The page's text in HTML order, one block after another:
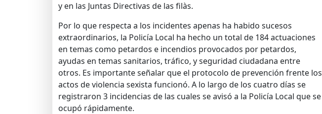
y en las Juntas Directivas de las filàs.
Por lo que respecta a los incidentes apenas ha habido sucesos
extraordinarios, la Policía Local ha hecho un total de 184 actuaciones
en temas como petardos e incendios provocados por petardos,
ayudas en temas sanitarios, tráfico, y seguridad ciudadana entre
otros. Es importante señalar que el protocolo de prevención frente los
actos de violencia sexista funcionó. A lo largo de los cuatro días se
registraron 3 incidencias de las cuales se avisó a la Policía Local que se
ocupó rápidamente.